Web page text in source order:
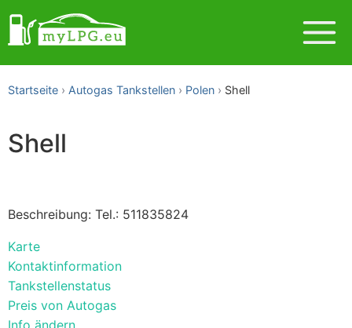
Startseite Autogas Tankstellen Polen Shell
Shell
Beschreibung: Tel.: 511835824
Karte
Kontaktinformation
Tankstellenstatus
Preis von Autogas
Info ändern